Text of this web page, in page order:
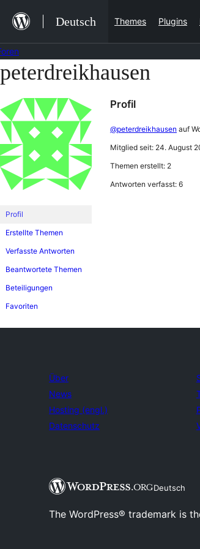
Inhalt
springen
Deutsch Themes Plugins
Zum
Inhalt
springen
peterdreikhausen
Profil
Erstellte Themen
Verfasste Antworten
Beantwortete Themen
Beteiligungen
Favoriten
Profil
@peterdreikhausen auf
Mitglied seit: 24. August
Themen erstellt: 2
Antworten verfasst: 6
Über
News
Hosting (engl.)
Datenschutz
Deutsch
The WordPress® trademark is